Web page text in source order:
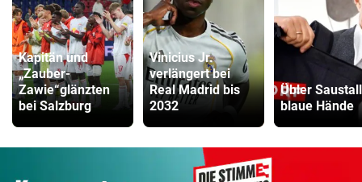
Kapitän und
„Zauber-
Zawie“glänzten
bei Salzburg
Vinicius Jr.
verlängert bei
Real Madrid bis
2032
Übler
blaue Hände